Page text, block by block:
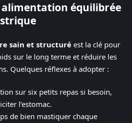
équilibrée
sain et structuré est la clé pour
sur le long terme et réduire les
Quelques réflexes à adopter :
sur six petits repas si besoin,
l’estomac.
de bien mastiquer chaque